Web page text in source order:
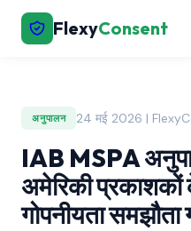
FlexyConsent
अनुपालन 24 मई 2026 |
IAB MSPA
अमेरिकी प्रकाशकों
गोपनीयता समझौता